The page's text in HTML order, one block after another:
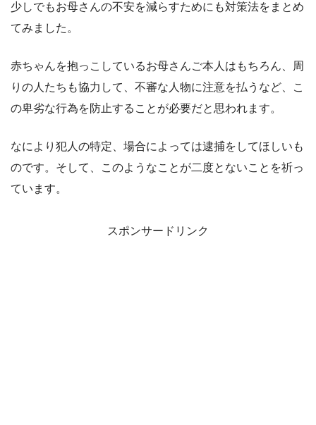
少しでもお母さんの不安を減らすためにも対策法をまとめ
てみました。
赤ちゃんを抱っこしているお母さんご本人はもちろん、周
りの人たちも協力して、不審な人物に注意を払うなど、こ
の卑劣な行為を防止することが必要だと思われます。
なにより犯人の特定、場合によっては逮捕をしてほしいも
のです。そして、このようなことが二度とないことを祈っ
ています。
スポンサードリンク